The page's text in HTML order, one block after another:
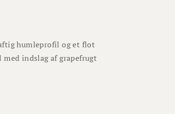
humleprofil og et flot
indslag af grapefrugt